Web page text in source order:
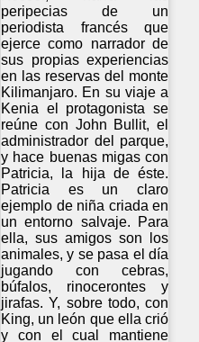
peripecias de un
periodista francés que
ejerce como narrador de
sus propias experiencias
en las reservas del monte
Kilimanjaro. En su viaje a
Kenia el protagonista se
reúne con John Bullit, el
administrador del parque,
y hace buenas migas con
Patricia, la hija de éste.
Patricia es un claro
ejemplo de niña criada en
un entorno salvaje. Para
ella, sus amigos son los
animales, y se pasa el día
jugando con cebras,
búfalos, rinocerontes y
jirafas. Y, sobre todo, con
King, un león que ella crió
y con el cual mantiene